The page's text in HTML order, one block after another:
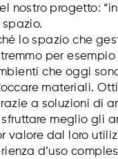
nostro progetto:
lo spazio che
per esempio
che oggi
materiali.
a soluzioni di
meglio gli
valore dal loro
d’uso